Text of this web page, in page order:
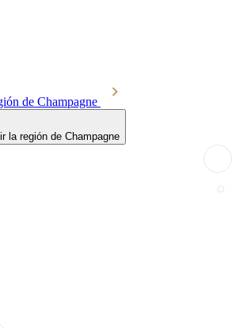
de Champagne
la región de Champagne